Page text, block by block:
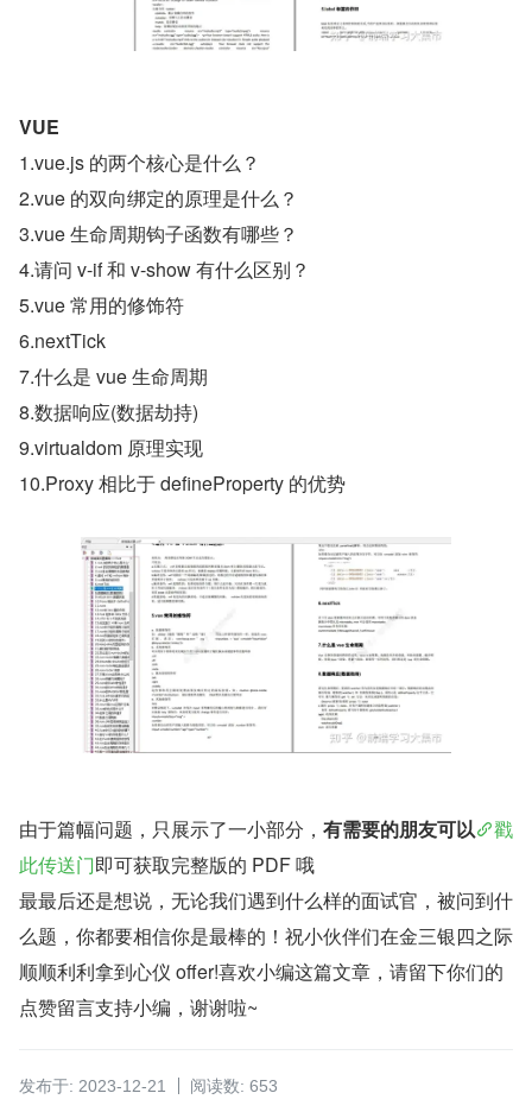
VUE
1.vue.js 的两个核心是什么？
2.vue 的双向绑定的原理是什么？
3.vue 生命周期钩子函数有哪些？
4.请问 v-if 和 v-show 有什么区别？
5.vue 常用的修饰符
6.nextTick
7.什么是 vue 生命周期
8.数据响应(数据劫持)
9.virtualdom 原理实现
10.Proxy 相比于 defineProperty 的优势
由于篇幅问题，只展示了一小部分， 有需要的朋友可以
戳
此传送门即可获取完整版的 PDF 哦
最最后还是想说，无论我们遇到什么样的面试官，被问到什
么题，你都要相信你是最棒的！祝小伙伴们在金三银四之际
顺顺利利拿到心仪 offer!喜欢小编这篇文章，请留下你们的
点赞留言支持小编，谢谢啦~
发布于: 2023-12-21 阅读数: 653